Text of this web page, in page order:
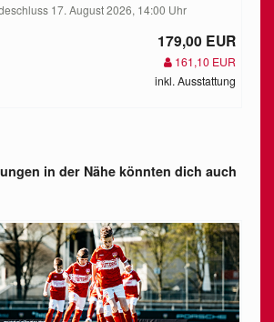
17. August 2026, 14:00 Uhr
179,00 EUR
161,10 EUR
inkl. Ausstattung
in der Nähe könnten dich auch